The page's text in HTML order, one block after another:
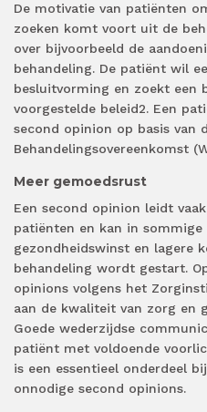
De motivatie van patiënten
zoeken komt voort uit de
over bijvoorbeeld de
behandeling. De patiënt wil
besluitvorming en zoekt een
voorgestelde beleid2. Een
second opinion op basis van
Behandelingsovereenkomst
Meer gemoedsrust
Een second opinion leidt
patiënten en kan in
gezondheidswinst en lagere
behandeling wordt gestart.
opinions volgens het
aan de kwaliteit van zorg en
Goede wederzijdse
patiënt met voldoende
is een essentieel onderdeel
onnodige second opinions.